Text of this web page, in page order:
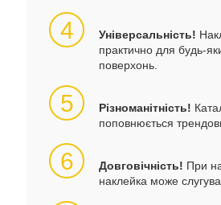
4 Універсальність!
практично для будь-
поверхонь.
5 Різноманітність!
поповнюється
6 Довговічність! При
наклейка може